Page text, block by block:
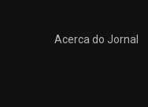
Acerca do Jornal